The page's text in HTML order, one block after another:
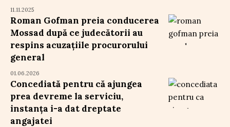
11.11.2025
Roman Gofman preia conducerea
Mossad după ce judecătorii au
respins acuzațiile procurorului
general
01.06.2026
Concediată pentru că ajungea
prea devreme la serviciu,
instanța i-a dat dreptate
angajatei